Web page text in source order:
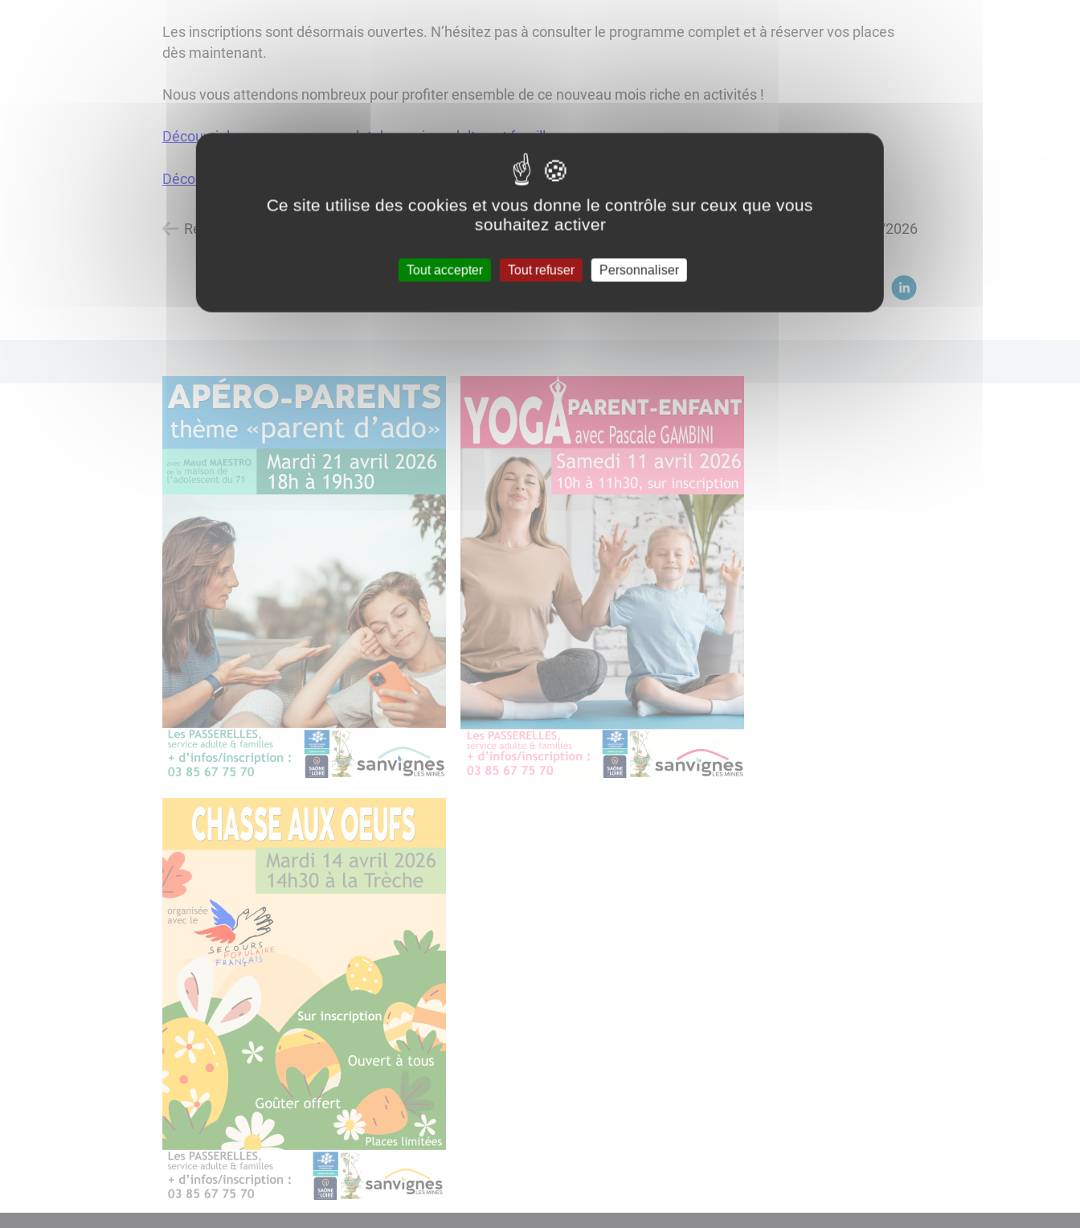
Les inscriptions sont désormais ouvertes. N’hésitez pas à consulter le programme complet et à réserver vos places
dès maintenant.
Nous vous attendons nombreux pour profiter ensemble de ce nouveau mois riche en activités !
Découvrir le programme complet du service adultes et familles
Découvrir le programme complet spécial séniors
Retour à la liste des actualités 25/03/2026
Ce site utilise des cookies et vous donne le contrôle sur ceux que vous
souhaitez activer
Tout accepter Tout refuser Personnaliser